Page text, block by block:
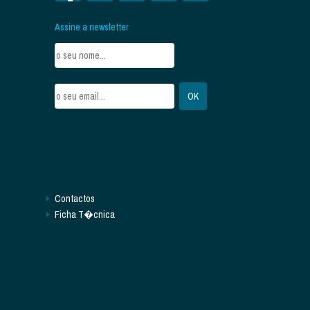
Assine a newsletter
Contactos
Ficha T�cnica